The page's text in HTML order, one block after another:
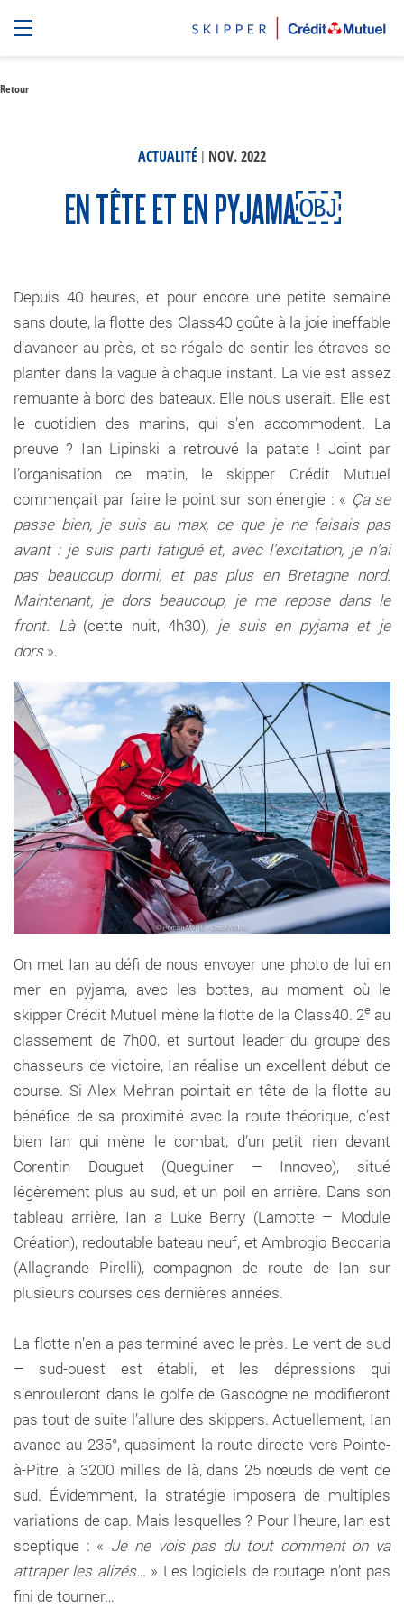
Retour
ACTUALITÉ | NOV. 2022
EN TÊTE ET EN PYJAMA￼
Depuis 40 heures, et pour encore une petite semaine
sans doute, la flotte des Class40 goûte à la joie ineffable
d’avancer au près, et se régale de sentir les étraves se
planter dans la vague à chaque instant. La vie est assez
remuante à bord des bateaux. Elle nous userait. Elle est
le quotidien des marins, qui s’en accommodent. La
preuve ? Ian Lipinski a retrouvé la patate ! Joint par
l’organisation ce matin, le skipper Crédit Mutuel
commençait par faire le point sur son énergie : « Ça se
passe bien, je suis au max, ce que je ne faisais pas
avant : je suis parti fatigué et, avec l’excitation, je n’ai
pas beaucoup dormi, et pas plus en Bretagne nord.
Maintenant, je dors beaucoup, je me repose dans le
front. Là (cette nuit, 4h30), je suis en pyjama et je
dors».
On met Ian au défi de nous envoyer une photo de lui en
mer en pyjama, avec les bottes, au moment où le
skipper Crédit Mutuel mène la flotte de la Class40. 2eau
classement de 7h00, et surtout leader du groupe des
chasseurs de victoire, Ian réalise un excellent début de
course. Si Alex Mehran pointait en tête de la flotte au
bénéfice de sa proximité avec la route théorique, c’est
bien Ian qui mène le combat, d’un petit rien devant
Corentin Douguet (Queguiner – Innoveo), situé
légèrement plus au sud, et un poil en arrière. Dans son
tableau arrière, Ian a Luke Berry (Lamotte – Module
Création), redoutable bateau neuf, et Ambrogio Beccaria
(Allagrande Pirelli), compagnon de route de Ian sur
plusieurs courses ces dernières années.
La flotte n’en a pas terminé avec le près. Le vent de sud
– sud-ouest est établi, et les dépressions qui
s’enrouleront dans le golfe de Gascogne ne modifieront
pas tout de suite l’allure des skippers. Actuellement, Ian
avance au 235°, quasiment la route directe vers Pointe-
à-Pitre, à 3200 milles de là, dans 25 nœuds de vent de
sud. Évidemment, la stratégie imposera de multiples
variations de cap. Mais lesquelles ? Pour l’heure, Ian est
sceptique : « Je ne vois pas du tout comment on va
attraper les alizés… » Les logiciels de routage n’ont pas
fini de tourner…